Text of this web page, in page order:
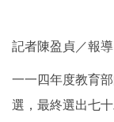
記者陳盈貞／報導
一一四年度教育
選，最終選出七